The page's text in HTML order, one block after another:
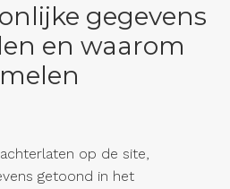
gegevens
en waarom
op de site,
getoond in het